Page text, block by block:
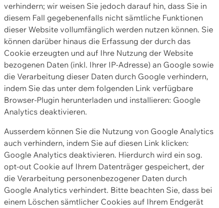
verhindern; wir weisen Sie jedoch darauf hin, dass Sie in
diesem Fall gegebenenfalls nicht sämtliche Funktionen
dieser Website vollumfänglich werden nutzen können. Sie
können darüber hinaus die Erfassung der durch das
Cookie erzeugten und auf Ihre Nutzung der Website
bezogenen Daten (inkl. Ihrer IP-Adresse) an Google sowie
die Verarbeitung dieser Daten durch Google verhindern,
indem Sie das unter dem folgenden Link verfügbare
Browser-Plugin herunterladen und installieren: Google
Analytics deaktivieren.
Ausserdem können Sie die Nutzung von Google Analytics
auch verhindern, indem Sie auf diesen Link klicken:
Google Analytics deaktivieren. Hierdurch wird ein sog.
opt-out Cookie auf Ihrem Datenträger gespeichert, der
die Verarbeitung personenbezogener Daten durch
Google Analytics verhindert. Bitte beachten Sie, dass bei
einem Löschen sämtlicher Cookies auf Ihrem Endgerät